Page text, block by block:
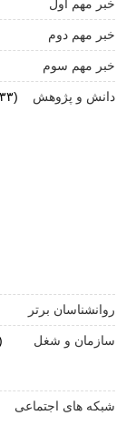
زنان: نقش
آیا پرخوری و
اضطراب ناگهانی
جنگ اضطراب
اضطراب را
برای بهبود
خبر مهم اول
خبر مهم دوم
خبر مهم سوم
دانش و پژوهش (۳۳)
روانشناسان برتر
سازمان و شغل
شبکه های اجتماعی